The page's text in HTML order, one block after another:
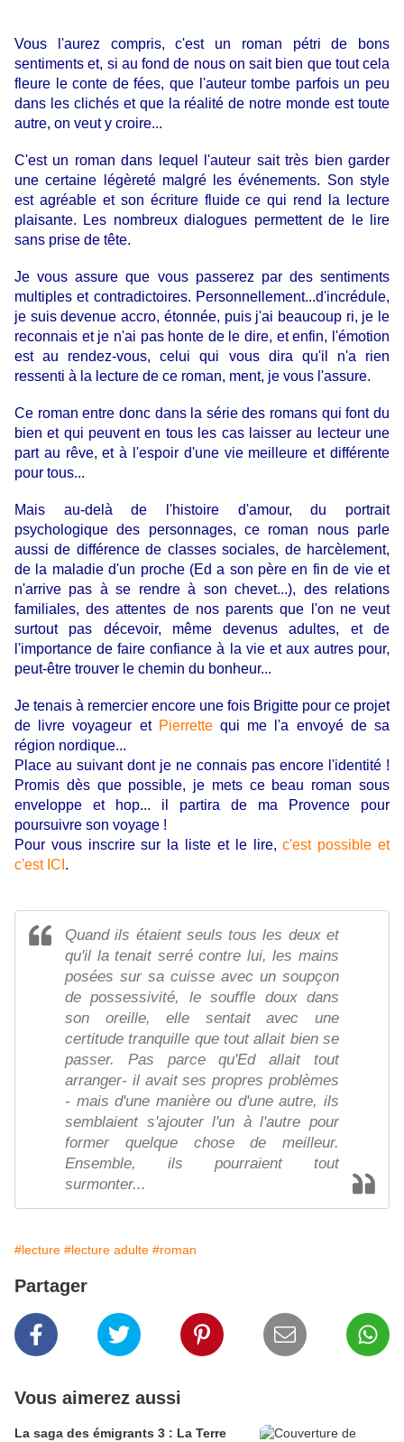
Vous l'aurez compris, c'est un roman pétri de bons
sentiments et, si au fond de nous on sait bien que tout cela
fleure le conte de fées, que l'auteur tombe parfois un peu
dans les clichés et que la réalité de notre monde est toute
autre, on veut y croire...
C'est un roman dans lequel l'auteur sait très bien garder
une certaine légèreté malgré les événements. Son style
est agréable et son écriture fluide ce qui rend la lecture
plaisante. Les nombreux dialogues permettent de le lire
sans prise de tête.
Je vous assure que vous passerez par des sentiments
multiples et contradictoires. Personnellement...d'incrédule,
je suis devenue accro, étonnée, puis j'ai beaucoup ri, je le
reconnais et je n'ai pas honte de le dire, et enfin, l'émotion
est au rendez-vous, celui qui vous dira qu'il n'a rien
ressenti à la lecture de ce roman, ment, je vous l'assure.
Ce roman entre donc dans la série des romans qui font du
bien et qui peuvent en tous les cas laisser au lecteur une
part au rêve, et à l'espoir d'une vie meilleure et différente
pour tous...
Mais au-delà de l'histoire d'amour, du portrait
psychologique des personnages, ce roman nous parle
aussi de différence de classes sociales, de harcèlement,
de la maladie d'un proche (Ed a son père en fin de vie et
n'arrive pas à se rendre à son chevet...), des relations
familiales, des attentes de nos parents que l'on ne veut
surtout pas décevoir, même devenus adultes, et de
l'importance de faire confiance à la vie et aux autres pour,
peut-être trouver le chemin du bonheur...
Je tenais à remercier encore une fois Brigitte pour ce projet
de livre voyageur et Pierrettequi me l'a envoyé de sa
région nordique...
Place au suivant dont je ne connais pas encore l'identité !
Promis dès que possible, je mets ce beau roman sous
enveloppe et hop... il partira de ma Provence pour
poursuivre son voyage !
Pour vous inscrire sur la liste et le lire,c'est possible et
c'est ICI .
Quand ils étaient seuls tous les deux et
qu'il la tenait serré contre lui, les mains
posées sur sa cuisse avec un soupçon
de possessivité, le souffle doux dans
son oreille, elle sentait avec une
certitude tranquille que tout allait bien se
passer. Pas parce qu'Ed allait tout
arranger- il avait ses propres problèmes
- mais d'une manière ou d'une autre, ils
semblaient s'ajouter l'un à l'autre pour
former quelque chose de meilleur.
Ensemble, ils pourraient tout
surmonter...
#lecture #lecture adulte #roman
Partager
Vous aimerez aussi
La saga des émigrants 3 : La Terre